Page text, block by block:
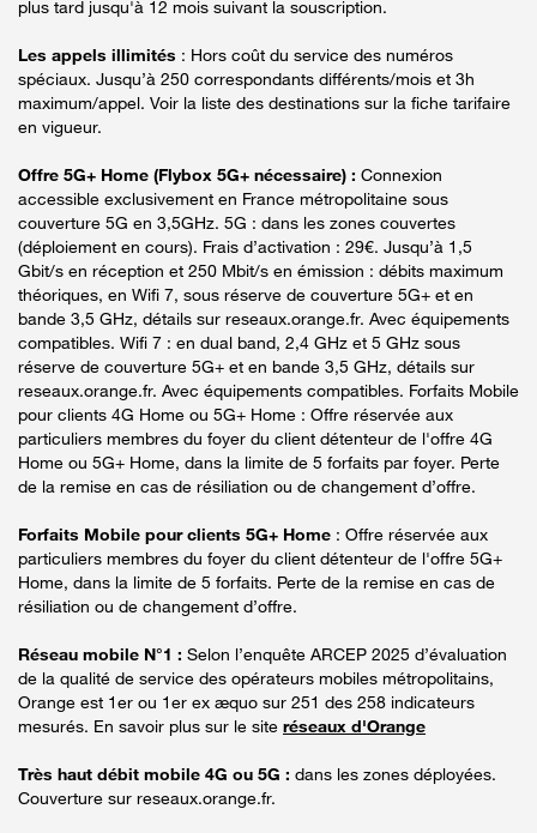
plus tard jusqu'à 12 mois suivant la souscription.
Les appels illimités : Hors coût du service des numéros
spéciaux. Jusqu’à 250 correspondants différents/mois et 3h
maximum/appel. Voir la liste des destinations sur la fiche tarifaire
en vigueur.
Offre 5G+ Home (Flybox 5G+ nécessaire) : Connexion
accessible exclusivement en France métropolitaine sous
couverture 5G en 3,5GHz. 5G : dans les zones couvertes
(déploiement en cours). Frais d’activation : 29€. Jusqu’à 1,5
Gbit/s en réception et 250 Mbit/s en émission : débits maximum
théoriques, en Wifi 7, sous réserve de couverture 5G+ et en
bande 3,5 GHz, détails sur reseaux.orange.fr. Avec équipements
compatibles. Wifi 7 : en dual band, 2,4 GHz et 5 GHz sous
réserve de couverture 5G+ et en bande 3,5 GHz, détails sur
reseaux.orange.fr. Avec équipements compatibles. Forfaits Mobile
pour clients 4G Home ou 5G+ Home : Offre réservée aux
particuliers membres du foyer du client détenteur de l'offre 4G
Home ou 5G+ Home, dans la limite de 5 forfaits par foyer. Perte
de la remise en cas de résiliation ou de changement d’offre.
Forfaits Mobile pour clients 5G+ Home : Offre réservée aux
particuliers membres du foyer du client détenteur de l'offre 5G+
Home, dans la limite de 5 forfaits. Perte de la remise en cas de
résiliation ou de changement d’offre.
Réseau mobile N°1 : Selon l’enquête ARCEP 2025 d’évaluation
de la qualité de service des opérateurs mobiles métropolitains,
Orange est 1er ou 1er ex æquo sur 251 des 258 indicateurs
mesurés. En savoir plus sur le site réseaux d'Orange
Très haut débit mobile 4G ou 5G : dans les zones déployées.
Couverture sur reseaux.orange.fr.